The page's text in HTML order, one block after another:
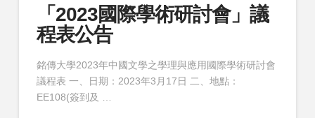
「2023國際學術研討會」議
程表公告
銘傳大學2023年中國文學之學理與應用國際學術研討會
議程表 一、日期：2023年3月17日 二、地點：
EE108(簽到及 …